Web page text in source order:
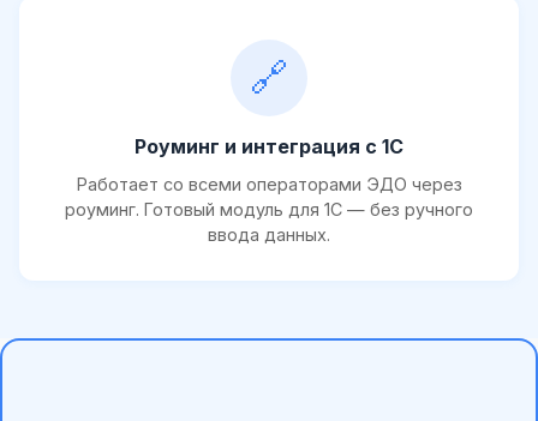
🔗
Роуминг и интеграция с 1С
Работает со всеми операторами ЭДО через
роуминг. Готовый модуль для 1С — без ручного
ввода данных.